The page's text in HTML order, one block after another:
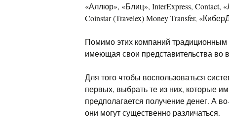
«Аллюр», «Блиц», InterExpress, Contact,
Coinstar (Travelex) Money Transfer,
Помимо этих компаний традиционным
имеющая свои представительства во
Для того чтобы воспользоваться
первых, выбрать те из них, которые
предполагается получение денег. А
они могут существенно различаться.